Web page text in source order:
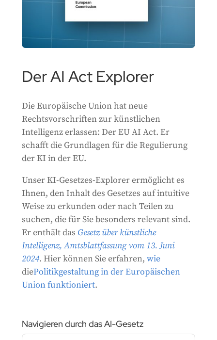
Der AI Act Explorer
Die Europäische Union hat neue
Rechtsvorschriften zur künstlichen
Intelligenz erlassen: Der EU AI Act. Er
schafft die Grundlagen für die Regulierung
der KI in der EU.
Unser KI-Gesetzes-Explorer ermöglicht es
Ihnen, den Inhalt des Gesetzes auf intuitive
Weise zu erkunden oder nach Teilen zu
suchen, die für Sie besonders relevant sind.
Er enthält das Gesetz über künstliche
Intelligenz, Amtsblattfassung vom13. Juni
2024. Hier können Sie erfahren, wie
diePolitikgestaltung in der Europäischen
Union funktioniert.
Navigieren durch das AI-Gesetz